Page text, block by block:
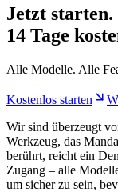
Jetzt starten.
14 Tage
Alle Modelle. Alle
Kostenlos starten
Wir sind überzeugt
Werkzeug, das
berührt, reicht ein
Zugang – alle
um sicher zu sein,